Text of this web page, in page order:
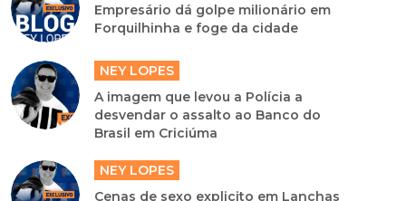
Empresário dá golpe milionário em
Forquilhinha e foge da cidade
NEY LOPES
A imagem que levou a Polícia a
desvendar o assalto ao Banco do
Brasil em Criciúma
NEY LOPES
Cenas de sexo explicito em Lanchas